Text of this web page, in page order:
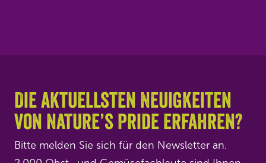
Die aktuellsten Neuigkeiten
von Nature’s Pride erfahren?
Bitte melden Sie sich für den Newsletter an.